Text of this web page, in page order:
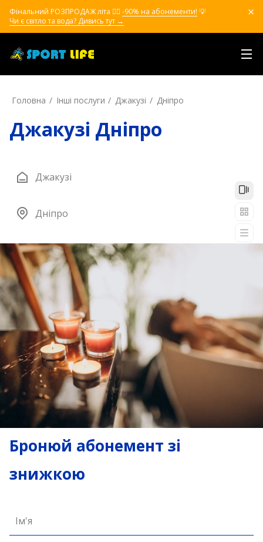
Фінальний РОЗПРОДАЖ літа ❤️‍🔥 -90% на абонементи! 💡
Чи є світло та вода? Дивись тут →
Головна Інші послуги Джакузі Дніпро
Джакузі Дніпро
Джакузі
Дніпро
Бронюй абонемент зі
знижкою
Ім'я